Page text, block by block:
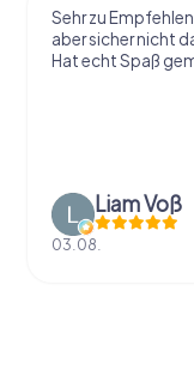
Sehr zu
aber sicher nicht
Hat echt Spaß
Liam Voß
03.08.